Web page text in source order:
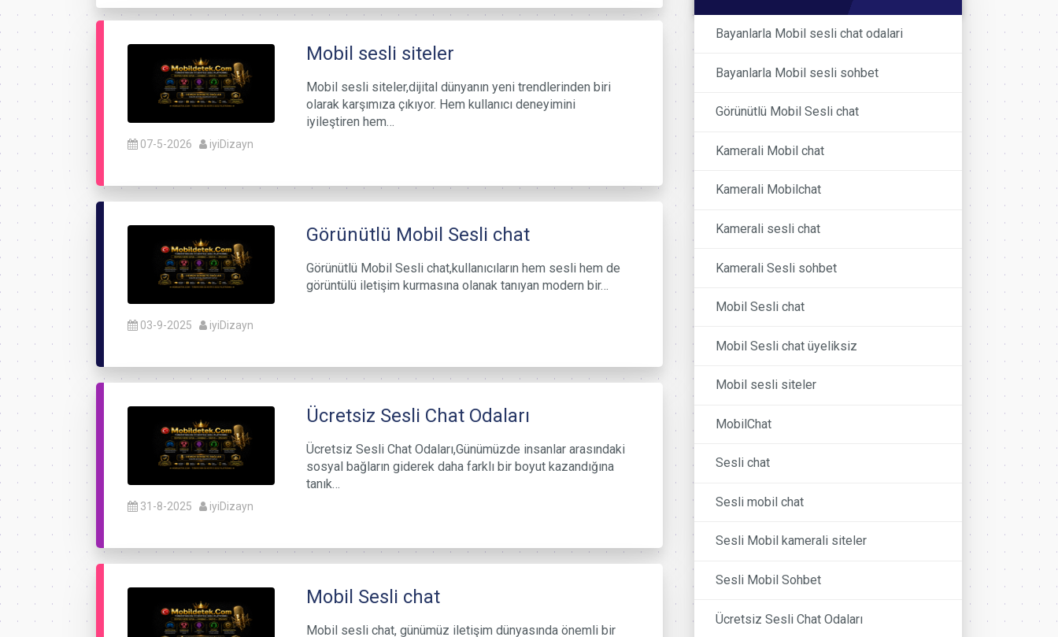
07-5-2026 iyiDizayn
Mobil sesli siteler
Mobil sesli siteler,dijital dünyanın yeni trendlerinden biri
olarak karşımıza çıkıyor. Hem kullanıcı deneyimini
iyileştiren hem…
03-9-2025 iyiDizayn
Görünütlü Mobil Sesli chat
Görünütlü Mobil Sesli chat,kullanıcıların hem sesli hem de
görüntülü iletişim kurmasına olanak tanıyan modern bir…
31-8-2025 iyiDizayn
Ücretsiz Sesli Chat Odaları
Ücretsiz Sesli Chat Odaları,Günümüzde insanlar arasındaki
sosyal bağların giderek daha farklı bir boyut kazandığına
tanık…
Mobil Sesli chat
Mobil sesli chat, günümüz iletişim dünyasında önemli bir
Bayanlarla Mobil sesli chat odalari
Bayanlarla Mobil sesli sohbet
Görünütlü Mobil Sesli chat
Kamerali Mobil chat
Kamerali Mobilchat
Kamerali sesli chat
Kamerali Sesli sohbet
Mobil Sesli chat
Mobil Sesli chat üyeliksiz
Mobil sesli siteler
MobilChat
Sesli chat
Sesli mobil chat
Sesli Mobil kamerali siteler
Sesli Mobil Sohbet
Ücretsiz Sesli Chat Odaları